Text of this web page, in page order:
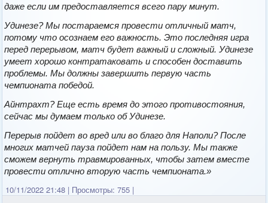
даже если им предоставляется всего пару минут.
Удинезе? Мы постараемся провести отличный матч,
потому что осознаем его важность. Это последняя игра
перед перерывом, матч будет важный и сложный. Удинезе
умеет хорошо контратаковать и способен доставить
проблемы. Мы должны завершить первую часть
чемпионата победой.
Айнтрахт? Еще есть время до этого противостояния,
сейчас мы думаем только об Удинезе.
Перерыв пойдет во вред или во благо для Наполи? После
многих матчей пауза пойдет нам на пользу. Мы также
сможем вернуть травмированных, чтобы затем вместе
провести отлично вторую часть чемпионата.»
10/11/2022 21:48 | Просмотры: 755 |